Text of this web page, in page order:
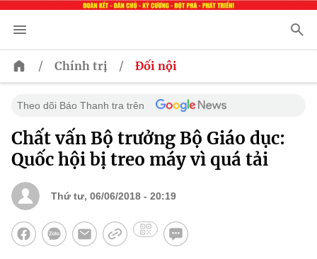
/ Chính trị / Đối nội
Theo dõi Báo Thanh tra trên
Chất vấn Bộ trưởng Bộ Giáo dục:
Quốc hội bị treo máy vì quá tải
Thứ tư, 06/06/2018 - 20:19